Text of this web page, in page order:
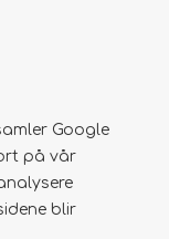
Google
på vår
blir